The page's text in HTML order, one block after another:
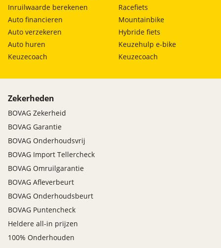
Inruilwaarde berekenen
Auto financieren
Auto verzekeren
Auto huren
Keuzecoach
Racefiets
Mountainbike
Hybride fiets
Keuzehulp e-bike
Keuzecoach
Zekerheden
BOVAG Zekerheid
BOVAG Garantie
BOVAG Onderhoudsvrij
BOVAG Import Tellercheck
BOVAG Omruilgarantie
BOVAG Afleverbeurt
BOVAG Onderhoudsbeurt
BOVAG Puntencheck
Heldere all-in prijzen
100% Onderhouden